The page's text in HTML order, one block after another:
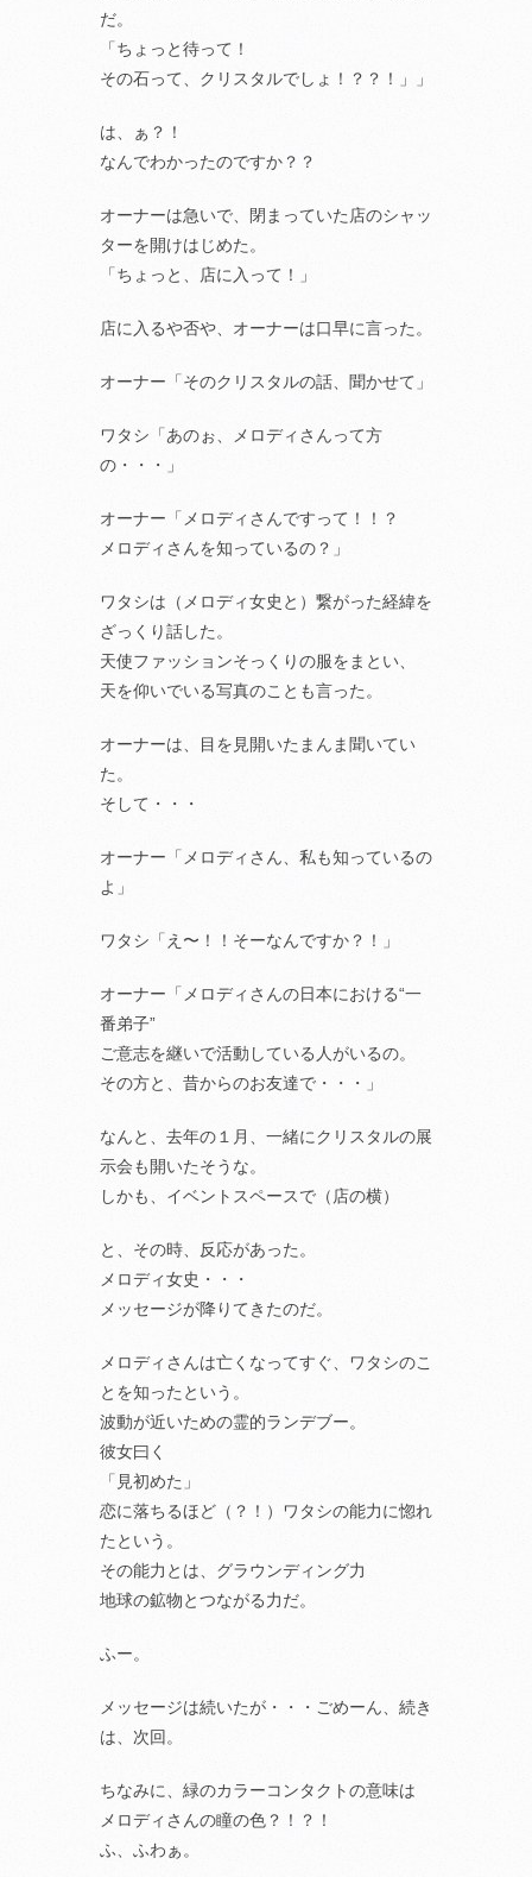
だ。
「ちょっと待って！
その石って、クリスタルでしょ！？？！」」
は、ぁ？！
なんでわかったのですか？？
オーナーは急いで、閉まっていた店のシャッ
ターを開けはじめた。
「ちょっと、店に入って！」
店に入るや否や、オーナーは口早に言った。
オーナー「そのクリスタルの話、聞かせて」
ワタシ「あのぉ、メロディさんって方
の・・・」
オーナー「メロディさんですって！！？
メロディさんを知っているの？」
ワタシは（メロディ女史と）繋がった経緯を
ざっくり話した。
天使ファッションそっくりの服をまとい、
天を仰いでいる写真のことも言った。
オーナーは、目を見開いたまんま聞いてい
た。
そして・・・
オーナー「メロディさん、私も知っているの
よ」
ワタシ「え〜！！そーなんですか？！」
オーナー「メロディさんの日本における“一
番弟子”
ご意志を継いで活動している人がいるの。
その方と、昔からのお友達で・・・」
なんと、去年の１月、一緒にクリスタルの展
示会も開いたそうな。
しかも、イベントスペースで（店の横）
と、その時、反応があった。
メロディ女史・・・
メッセージが降りてきたのだ。
メロディさんは亡くなってすぐ、ワタシのこ
とを知ったという。
波動が近いための霊的ランデブー。
彼女曰く
「見初めた」
恋に落ちるほど（？！）ワタシの能力に惚れ
たという。
その能力とは、グラウンディング力
地球の鉱物とつながる力だ。
ふー。
メッセージは続いたが・・・ごめーん、続き
は、次回。
ちなみに、緑のカラーコンタクトの意味は
メロディさんの瞳の色？！？！
ふ、ふわぁ。